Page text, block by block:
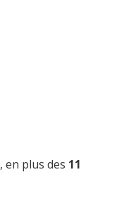
, en plus des 11